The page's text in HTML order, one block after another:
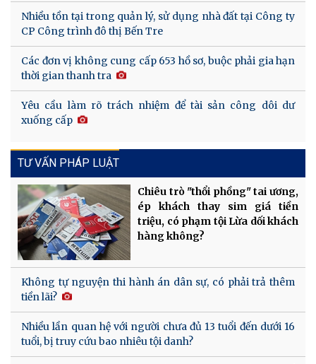
Nhiều tồn tại trong quản lý, sử dụng nhà đất tại Công ty
CP Công trình đô thị Bến Tre
Các đơn vị không cung cấp 653 hồ sơ, buộc phải gia hạn
thời gian thanh tra
Yêu cầu làm rõ trách nhiệm để tài sản công dôi dư
xuống cấp
TƯ VẤN PHÁP LUẬT
Chiêu trò "thổi phồng" tai ương,
ép khách thay sim giá tiền
triệu, có phạm tội Lừa dối khách
hàng không?
Không tự nguyện thi hành án dân sự, có phải trả thêm
tiền lãi?
Nhiều lần quan hệ với người chưa đủ 13 tuổi đến dưới 16
tuổi, bị truy cứu bao nhiêu tội danh?